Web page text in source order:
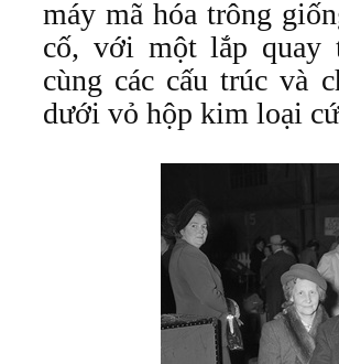
máy mã hóa trông
cố, với một lắp quay
cùng các cấu trúc và
dưới vỏ hộp kim loại